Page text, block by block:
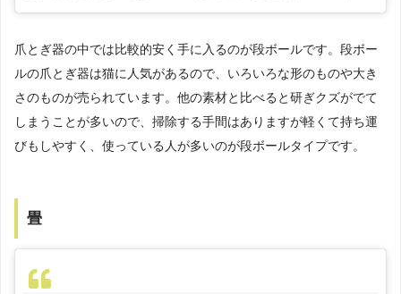
爪とぎ器の中では比較的安く手に入るのが段ボールです。段ボー
ルの爪とぎ器は猫に人気があるので、いろいろな形のものや大き
さのものが売られています。他の素材と比べると研ぎクズがでて
しまうことが多いので、掃除する手間はありますが軽くて持ち運
びもしやすく、使っている人が多いのが段ボールタイプです。
畳